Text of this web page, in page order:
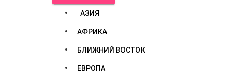
АЗИЯ
АФРИКА
БЛИЖНИЙ ВОСТОК
ЕВРОПА